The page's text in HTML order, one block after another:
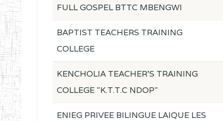
FULL GOSPEL BTTC MBENGWI
BAPTIST TEACHERS TRAINING
COLLEGE
KENCHOLIA TEACHER'S TRAINING
COLLEGE "K.T.T.C NDOP"
ENIEG PRIVEE BILINGUE LAIQUE LES